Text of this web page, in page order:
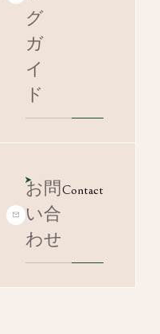
グ
ガ
イ
ド
お問
い合
わせ
Contact